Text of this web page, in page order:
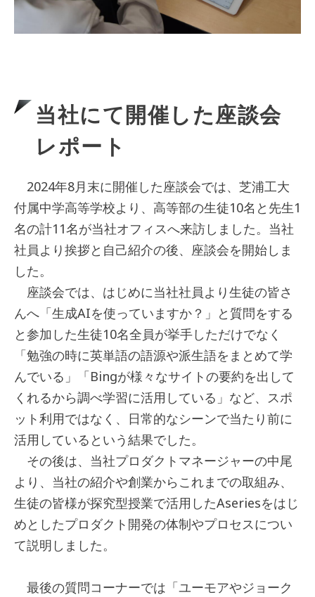
当社にて開催した座談会
レポート
2024年8月末に開催した座談会では、芝浦工大
付属中学高等学校より、高等部の生徒10名と先生1
名の計11名が当社オフィスへ来訪しました。当社
社員より挨拶と自己紹介の後、座談会を開始しま
した。
座談会では、はじめに当社社員より生徒の皆さ
んへ「生成AIを使っていますか？」と質問をする
と参加した生徒10名全員が挙手しただけでなく
「勉強の時に英単語の語源や派生語をまとめて学
んでいる」「Bingが様々なサイトの要約を出して
くれるから調べ学習に活用している」など、スポ
ット利用ではなく、日常的なシーンで当たり前に
活用しているという結果でした。
その後は、当社プロダクトマネージャーの中尾
より、当社の紹介や創業からこれまでの取組み、
生徒の皆様が探究型授業で活用したAseriesをはじ
めとしたプロダクト開発の体制やプロセスについ
て説明しました。
最後の質問コーナーでは「ユーモアやジョーク